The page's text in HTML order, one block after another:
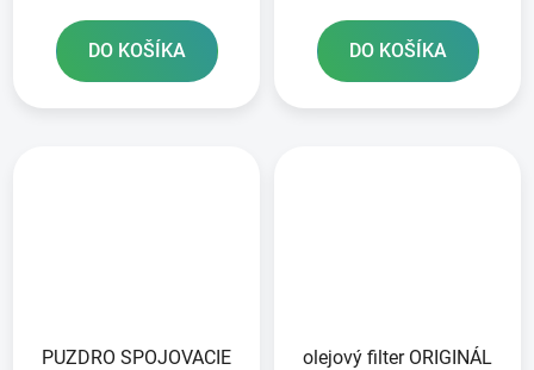
DO KOŠÍKA DO KOŠÍKA
PUZDRO SPOJOVACIE
olejový filter ORIGINÁL